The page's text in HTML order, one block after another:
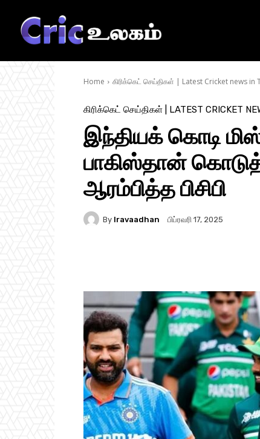
Home கிரிக்கெட் செய்திகள் | Latest Cricket news in
கிரிக்கெட் செய்திகள் | LATEST CRICKET
இந்தியக் கொடி
பாகிஸ்தான்
ஆரம்பித்த பிசிபி
By Iravaadhan பிப்ரவரி 17, 2025